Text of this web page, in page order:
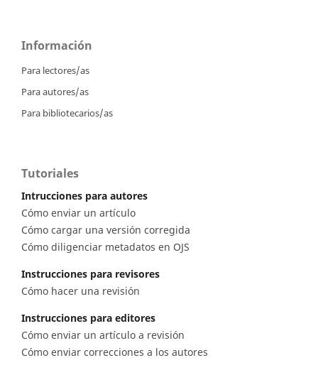
Información
Para lectores/as
Para autores/as
Para bibliotecarios/as
Tutoriales
Intrucciones para autores
Cómo enviar un artículo
Cómo cargar una versión corregida
Cómo diligenciar metadatos en OJS
Instrucciones para revisores
Cómo hacer una revisión
Instrucciones para editores
Cómo enviar un artículo a revisión
Cómo enviar correcciones a los autores